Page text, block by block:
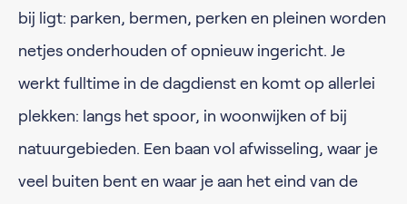
bij ligt: parken, bermen, perken en pleinen worden
netjes onderhouden of opnieuw ingericht. Je
werkt fulltime in de dagdienst en komt op allerlei
plekken: langs het spoor, in woonwijken of bij
natuurgebieden. Een baan vol afwisseling, waar je
veel buiten bent en waar je aan het eind van de